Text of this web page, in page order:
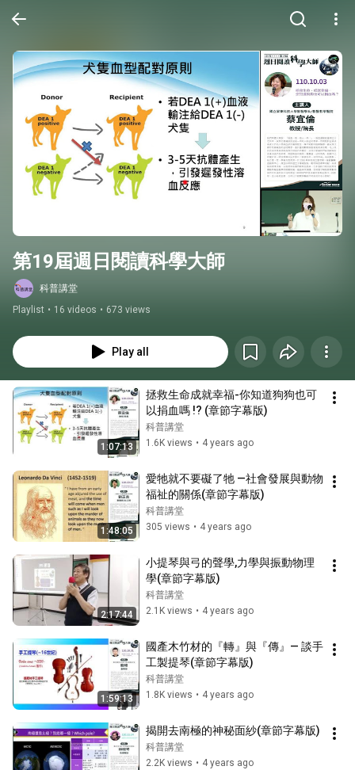
第19屆週日閱讀科學大師
科普講堂
Playlist • 16 videos • 673 views
Play all
1:07:13
拯救生命成就幸福-你知道狗狗也可
以捐血嗎 !? (章節字幕版)
科普講堂
1.6K views • 4 years ago
1:48:05
愛牠就不要礙了牠 —社會發展與動物
福祉的關係(章節字幕版)
科普講堂
305 views • 4 years ago
2:17:44
小提琴與弓的聲學,力學與振動物理
學(章節字幕版)
科普講堂
2.1K views • 4 years ago
1:59:13
國產木竹材的『轉』與『傳』— 談手
工製提琴(章節字幕版)
科普講堂
1.8K views • 4 years ago
揭開去南極的神秘面紗(章節字幕版)
科普講堂
2.2K views • 4 years ago